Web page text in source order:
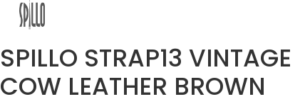
SPILLO STRAP13 VINTAGE
COW LEATHER BROWN